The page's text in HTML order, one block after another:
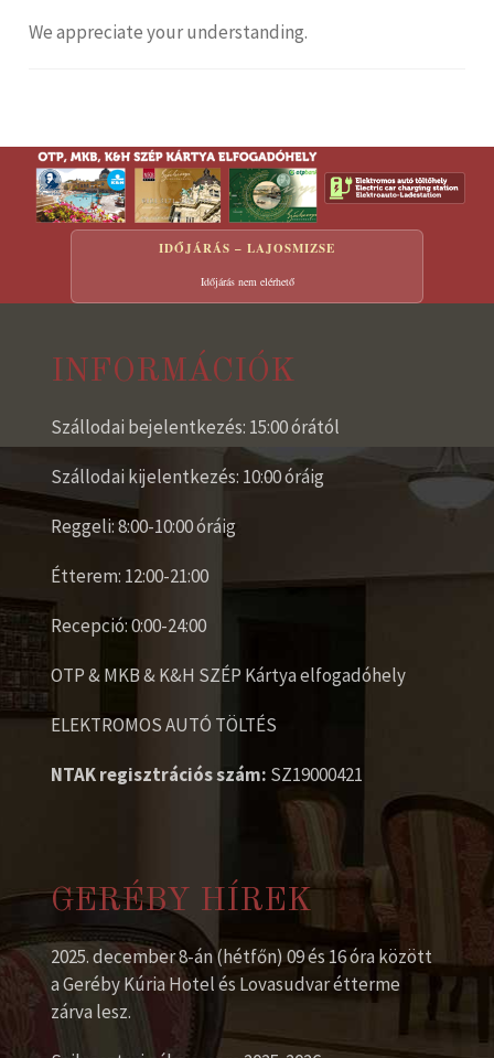
We appreciate your understanding.
IDŐJÁRÁS – LAJOSMIZSE
Időjárás nem elérhető
INFORMÁCIÓK
Szállodai bejelentkezés: 15:00 órától
Szállodai kijelentkezés: 10:00 óráig
Reggeli: 8:00-10:00 óráig
Étterem: 12:00-21:00
Recepció: 0:00-24:00
OTP & MKB & K&H SZÉP Kártya elfogadóhely
ELEKTROMOS AUTÓ TÖLTÉS
NTAK regisztrációs szám: SZ19000421
GERÉBY HÍREK
2025. december 8-án (hétfőn) 09 és 16 óra között
a Geréby Kúria Hotel és Lovasudvar étterme
zárva lesz.